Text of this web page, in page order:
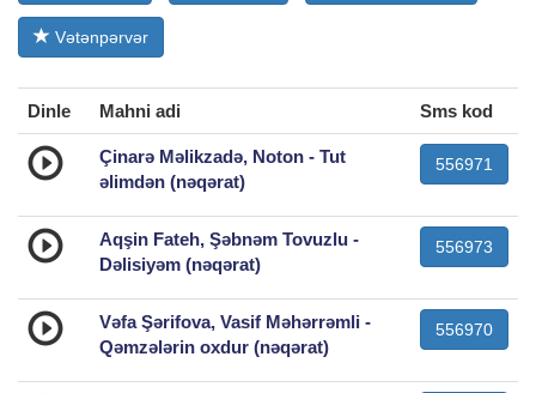
Vətənpərvər
Dinle Mahni adi Sms kod
Çinarə Məlikzadə, Noton - Tut
əlimdən (nəqərat)
556971
Aqşin Fateh, Şəbnəm Tovuzlu -
Dəlisiyəm (nəqərat)
556973
Vəfa Şərifova, Vasif Məhərrəmli -
Qəmzələrin oxdur (nəqərat)
556970